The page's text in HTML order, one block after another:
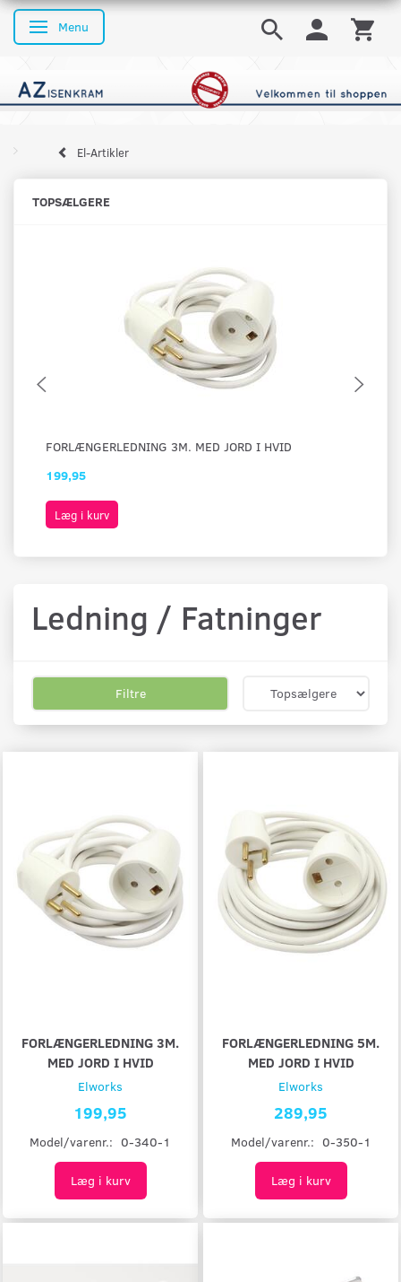
Skifte navigation
Menu
El-Artikler
TOPSÆLGERE
FORLÆNGERLEDNING 3M. MED JORD I HVID
199,95
Læg i kurv
Ledning / Fatninger
Filtre
FORLÆNGERLEDNING 3M.
MED JORD I HVID
Elworks
199,95
Model/varenr.: 0-340-1
Læg i kurv
FORLÆNGERLEDNING 5M.
MED JORD I HVID
Elworks
289,95
Model/varenr.: 0-350-1
Læg i kurv